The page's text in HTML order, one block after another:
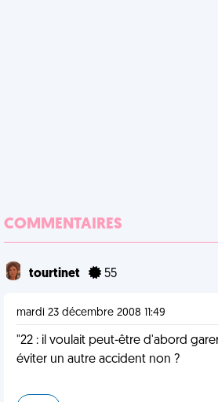
COMMENTAIRES
tourtinet 55
mardi 23 décembre 2008 11:49
"22 : il voulait peut-être d'abord
éviter un autre accident non ?